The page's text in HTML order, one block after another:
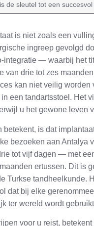
de sleutel tot een
is niet zoals een
ingreep gevolgd
integratie — waarbij het
van drie tot zes
kan niet veilig worden
een tandartsstoel. Het
u het gewone leven
betekent, is dat
bezoeken aan Antalya
tot vijf dagen — met
ertussen. Dit is
Turkse tandheelkunde.
dat bij elke
ter wereld wordt
voor u reist,